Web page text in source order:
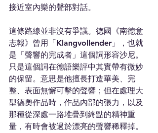
接近室內樂的聲部對話。
這條路線並非沒有爭議。德國《南德意
志報》曾用「Klangvollender」，也就
是「聲響的完成者」這個詞形容沙尼。
只是這個詞在德語樂評中其實帶有微妙
的保留。意思是他擅長打造華美、完
整、表面無懈可擊的聲響；但在處理大
型德奧作品時，作品內部的張力，以及
那種從深處一路堆疊到終點的精神重
量，有時會被過於漂亮的聲響稀釋掉。